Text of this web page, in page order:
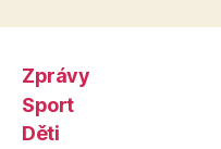
Zprávy
Sport
Děti